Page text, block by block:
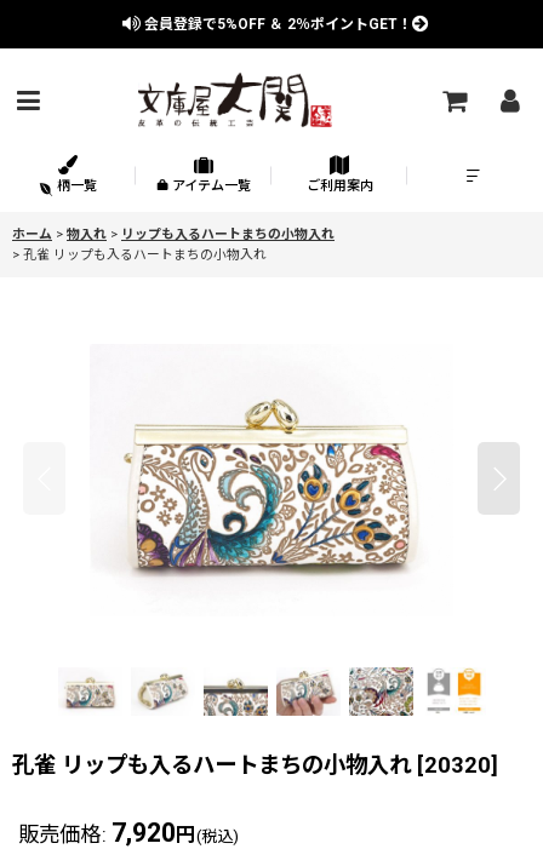
会員登録で5%OFF ＆ 2％ポイントGET！
柄一覧 アイテム一覧 ご利用案内
ホーム > 物入れ > リップも入るハートまちの小物入れ
> 孔雀 リップも入るハートまちの小物入れ
孔雀 リップも入るハートまちの小物入れ [20320]
販売価格: 7,920 円 (税込)